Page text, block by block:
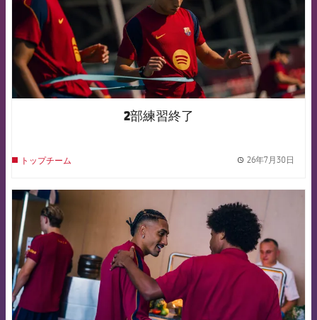
2部練習終了
トップチーム 26年7月30日